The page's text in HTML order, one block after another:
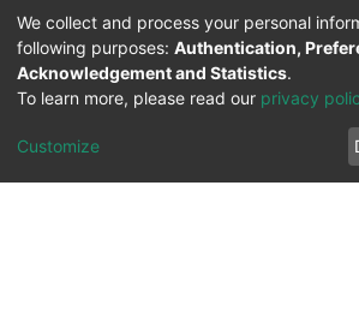
We collect and process your personal
following purposes: Authentication,
Acknowledgement and Statistics.
To learn more, please read our privacy
Customize